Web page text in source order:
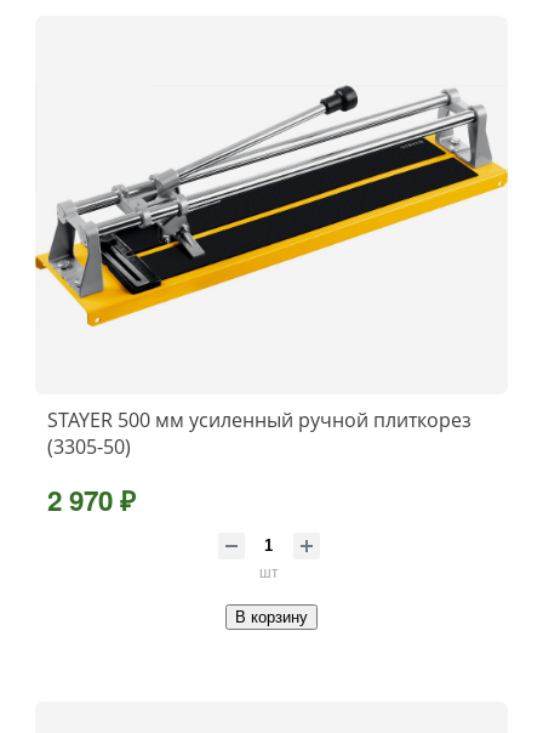
STAYER 500 мм усиленный ручной плиткорез
(3305-50)
2 970 ₽
шт
В корзину